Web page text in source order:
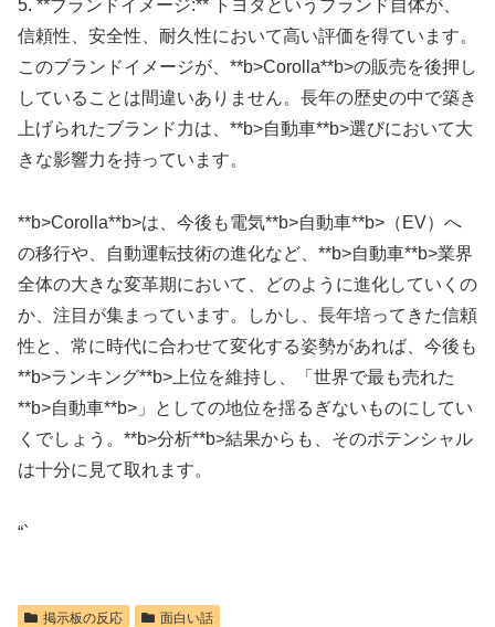
5. **ブランドイメージ:** トヨタというブランド自体が、
信頼性、安全性、耐久性において高い評価を得ています。
このブランドイメージが、**b>Corolla**b>の販売を後押し
していることは間違いありません。長年の歴史の中で築き
上げられたブランド力は、**b>自動車**b>選びにおいて大
きな影響力を持っています。
**b>Corolla**b>は、今後も電気**b>自動車**b>（EV）へ
の移行や、自動運転技術の進化など、**b>自動車**b>業界
全体の大きな変革期において、どのように進化していくの
か、注目が集まっています。しかし、長年培ってきた信頼
性と、常に時代に合わせて変化する姿勢があれば、今後も
**b>ランキング**b>上位を維持し、「世界で最も売れた
**b>自動車**b>」としての地位を揺るぎないものにしてい
くでしょう。**b>分析**b>結果からも、そのポテンシャル
は十分に見て取れます。
“`
掲示板の反応 面白い話